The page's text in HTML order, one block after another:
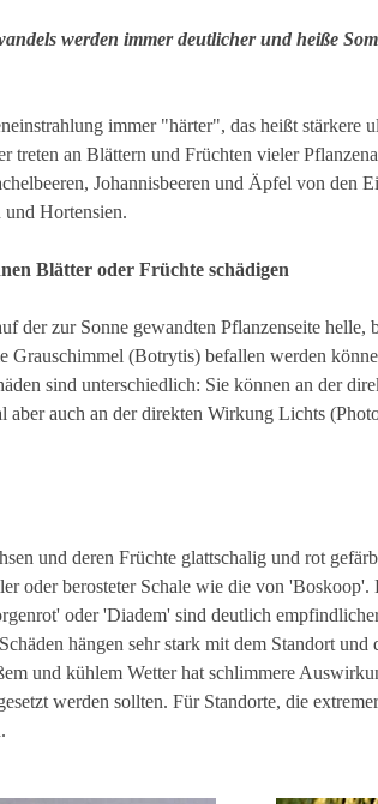
werden immer deutlicher und heiße
immer "härter", das heißt stärkere
treten an Blättern und Früchten vieler
Johannisbeeren und Äpfel von den
Hortensien.
Blätter oder Früchte schädigen
der zur Sonne gewandten Pflanzenseite helle,
Grauschimmel (Botrytis) befallen werden
sind unterschiedlich: Sie können an der
aber auch an der direkten Wirkung Lichts
und deren Früchte glattschalig und rot
oder berosteter Schale wie die von
oder 'Diadem' sind deutlich
hängen sehr stark mit dem Standort
und kühlem Wetter hat schlimmere
werden sollten. Für Standorte, die